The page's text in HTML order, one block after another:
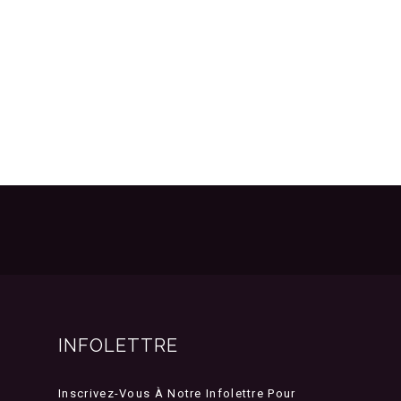
INFOLETTRE
Inscrivez-Vous À Notre Infolettre Pour